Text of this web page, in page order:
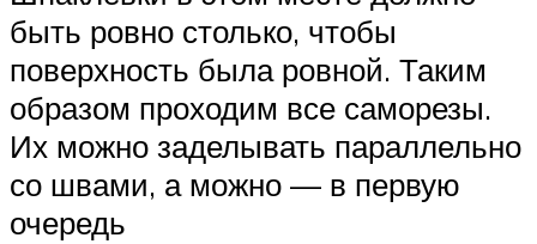
быть ровно столько, чтобы
поверхность была ровной. Таким
образом проходим все саморезы.
Их можно заделывать параллельно
со швами, а можно — в первую
очередь